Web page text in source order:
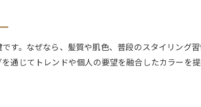
美容室カラーの時短テクニックを徹底解説
ラー後も美髪を保つための美容室活用法
す。なぜなら、髪質や肌色、普段のスタイリング
通じてトレンドや個人の要望を融合したカラーを